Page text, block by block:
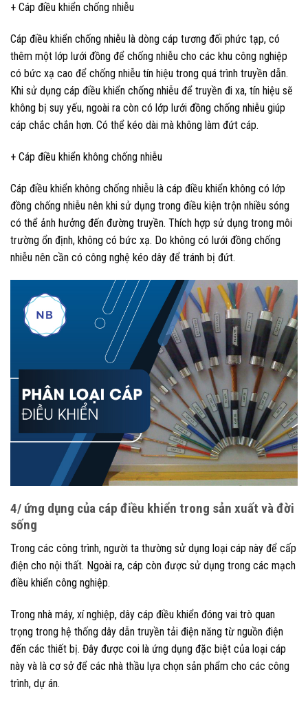
+ Cáp điều khiển chống nhiễu
Cáp điều khiển chống nhiễu là dòng cáp tương đối phức tạp, có
thêm một lớp lưới đồng để chống nhiễu cho các khu công nghiệp
có bức xạ cao để chống nhiễu tín hiệu trong quá trình truyền dẫn.
Khi sử dụng cáp điều khiển chống nhiễu để truyền đi xa, tín hiệu sẽ
không bị suy yếu, ngoài ra còn có lớp lưới đồng chống nhiễu giúp
cáp chắc chắn hơn. Có thể kéo dài mà không làm đứt cáp.
+ Cáp điều khiển không chống nhiễu
Cáp điều khiển không chống nhiễu là cáp điều khiển không có lớp
đồng chống nhiễu nên khi sử dụng trong điều kiện trộn nhiều sóng
có thể ảnh hưởng đến đường truyền. Thích hợp sử dụng trong môi
trường ổn định, không có bức xạ. Do không có lưới đồng chống
nhiễu nên cần có công nghệ kéo dây để tránh bị đứt.
4/ ứng dụng của cáp điều khiển trong sản xuất và đời
sống
Trong các công trình, người ta thường sử dụng loại cáp này để cấp
điện cho nội thất. Ngoài ra, cáp còn được sử dụng trong các mạch
điều khiển công nghiệp.
Trong nhà máy, xí nghiệp, dây cáp điều khiển đóng vai trò quan
trọng trong hệ thống dây dẫn truyền tải điện năng từ nguồn điện
đến các thiết bị. Đây được coi là ứng dụng đặc biệt của loại cáp
này và là cơ sở để các nhà thầu lựa chọn sản phẩm cho các công
trình, dự án.